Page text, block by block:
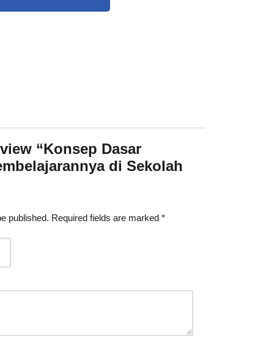
“Konsep Dasar
di Sekolah
published. Required fields are marked *